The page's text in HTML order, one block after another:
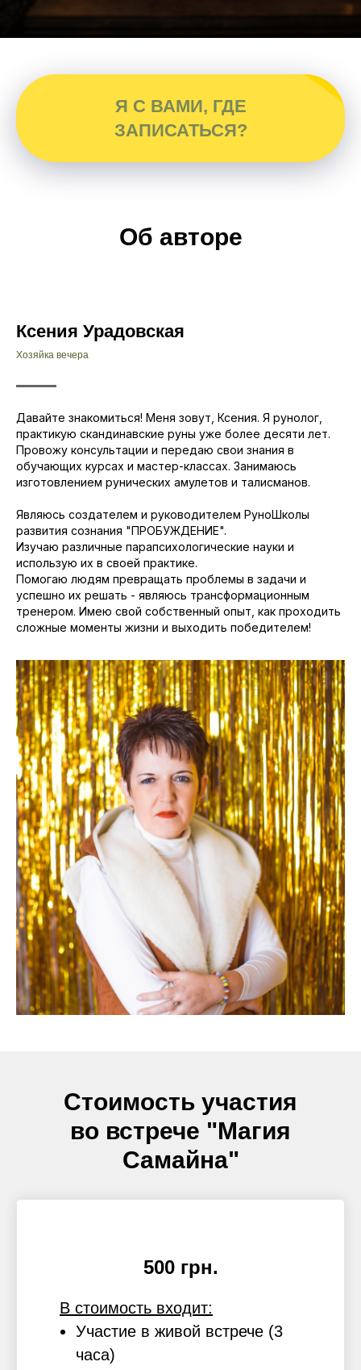
Я С ВАМИ, ГДЕ
ЗАПИСАТЬСЯ?
Об авторе
Ксения Урадовская
Хозяйка вечера
Давайте знакомиться! Меня зовут, Ксения. Я рунолог,
практикую скандинавские руны уже более десяти лет.
Провожу консультации и передаю свои знания в
обучающих курсах и мастер-классах. Занимаюсь
изготовлением рунических амулетов и талисманов.
Являюсь создателем и руководителем РуноШколы
развития сознания "ПРОБУЖДЕНИЕ".
Изучаю различные парапсихологические науки и
использую их в своей практике.
Помогаю людям превращать проблемы в задачи и
успешно их решать - являюсь трансформационным
тренером. Имею свой собственный опыт, как проходить
сложные моменты жизни и выходить победителем!
Стоимость участия
во встрече "Магия
Самайна"
500 грн.
В стоимость входит:
Участие в живой встрече (3
часа)